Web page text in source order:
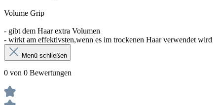
Volume Grip
- gibt dem Haar extra Volumen
- wirkt am effektivsten,wenn es im trockenen Haar verwendet wird
Menü schließen
0 von 0 Bewertungen